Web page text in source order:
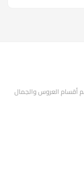
أقسام العروس والجمال